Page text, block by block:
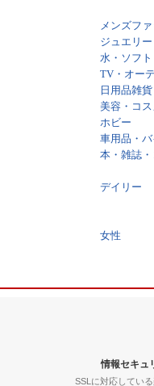
メンズフ
ジュエリ
水・ソフ
TV・オー
日用品雑
美容・コ
ホビー
車用品・
本・雑誌
デイリー
女性
情報セキュ
SSLに対応してい